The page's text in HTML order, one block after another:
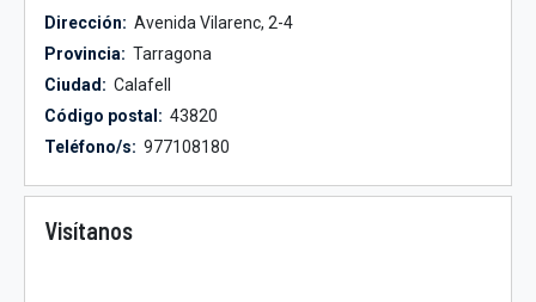
Dirección: Avenida Vilarenc, 2-4
Provincia: Tarragona
Ciudad: Calafell
Código postal: 43820
Teléfono/s: 977108180
Visítanos